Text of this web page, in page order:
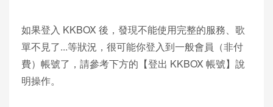
如果登入 KKBOX 後，發現不能使用完整的服務、歌
單不見了...等狀況，很可能你登入到一般會員（非付
費）帳號了，請參考下方的【登出 KKBOX 帳號】說
明操作。